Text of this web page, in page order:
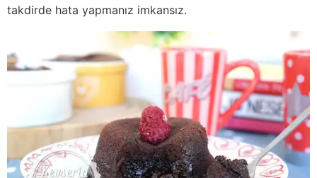
takdirde hata yapmanız imkansız.